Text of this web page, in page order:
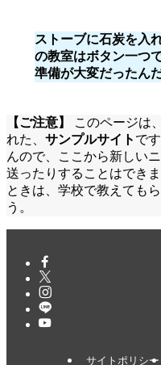
ストーブに石炭を入
の教室はボタン一つ
準備が大変だったん
【ご注意】
このページは
れた、 サンプルサイト で
んので、ここから新しい
送ったりすることはでき
ときは、学校で教えても
う。
サイトポリシー